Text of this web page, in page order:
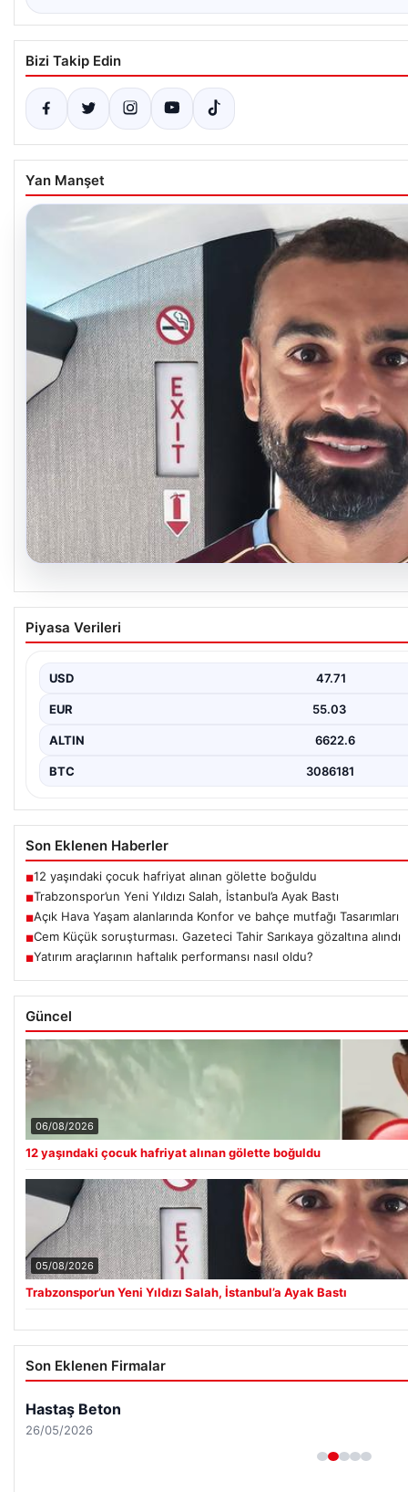
Bizi Takip Edin
Yan Manşet
05.08.2026
Trabzonspor’un Yeni Yıldızı Salah, İstanbul’a
Trabzonspor’un merakla beklenen yeni oyuncusu Salah,
Piyasa Verileri
USD 47.71
EUR 55.03
ALTIN 6622.6
BTC 3086181
Son Eklenen Haberler
■12 yaşındaki çocuk hafriyat alınan gölette boğuldu
■Trabzonspor’un Yeni Yıldızı Salah, İstanbul’a Ayak Bastı
■Açık Hava Yaşam alanlarında Konfor ve bahçe mutfağı Tasarımları
■Cem Küçük soruşturması. Gazeteci Tahir Sarıkaya gözaltına alındı
■Yatırım araçlarının haftalık performansı nasıl oldu?
Güncel
06/08/2026
12 yaşındaki çocuk hafriyat alınan gölette boğuldu
05/08/2026
Trabzonspor’un Yeni Yıldızı Salah, İstanbul’a Ayak Bastı
Son Eklenen Firmalar
Hastaş Beton
26/05/2026